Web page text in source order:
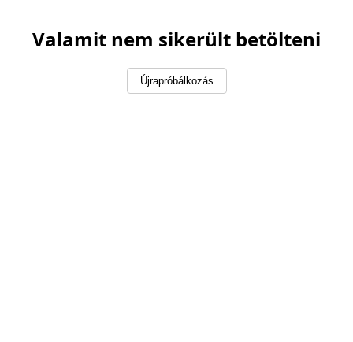
Valamit nem sikerült betölteni
Újrapróbálkozás